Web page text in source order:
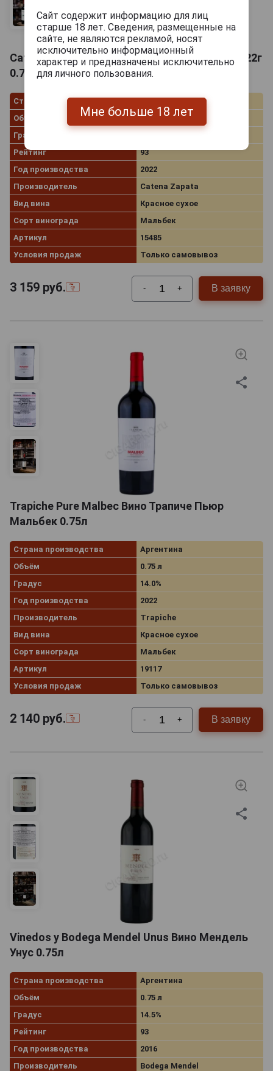
Catena Malbec 2022 Вино Катена Мальбек 2022г
0.75л
Страна производства
Аргентина
Объём
0.75 л
Градус
Рейтинг
93
Год производства
2022
Производитель
Catena Zapata
Вид вина
Красное сухое
Сорт винограда
Мальбек
Артикул
15485
Условия продаж
Только самовывоз
3 159 руб. - + В заявку
Trapiche Pure Malbec Вино Трапиче Пьюр
Мальбек 0.75л
Страна производства
Аргентина
Объём
0.75 л
Градус
14.0%
Год производства
2022
Производитель
Trapiche
Вид вина
Красное сухое
Сорт винограда
Мальбек
Артикул
19117
Условия продаж
Только самовывоз
2 140 руб. - + В заявку
Vinedos y Bodega Mendel Unus Вино Мендель
Унус 0.75л
Страна производства
Аргентина
Объём
0.75 л
Градус
14.5%
Рейтинг
93
Год производства
2016
Производитель
Bodega Mendel
Сайт содержит информацию для лиц
старше 18 лет. Сведения, размещенные на
сайте, не являются рекламой, носят
исключительно информационный
характер и предназначены исключительно
для личного пользования.
Мне больше 18 лет